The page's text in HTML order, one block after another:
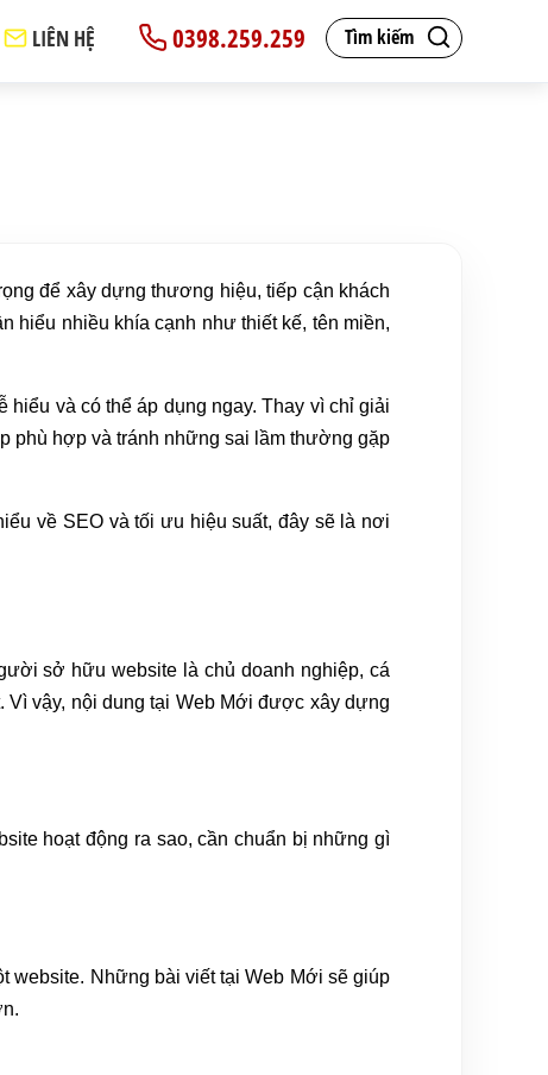
Tìm kiếm
0398.259.259
LIÊN HỆ
để xây dựng thương hiệu, tiếp cận khách
hiểu nhiều khía cạnh như thiết kế, tên miền,
và có thể áp dụng ngay. Thay vì chỉ giải
phù hợp và tránh những sai lầm thường gặp
về SEO và tối ưu hiệu suất, đây sẽ là nơi
sở hữu website là chủ doanh nghiệp, cá
vậy, nội dung tại Web Mới được xây dựng
hoạt động ra sao, cần chuẩn bị những gì
website. Những bài viết tại Web Mới sẽ giúp